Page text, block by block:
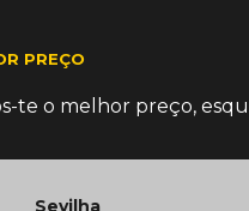
PREÇO
te o melhor preço,
Sevilha